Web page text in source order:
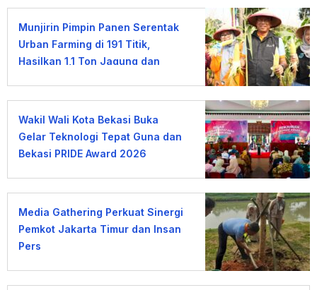
Munjirin Pimpin Panen Serentak
Urban Farming di 191 Titik,
Hasilkan 1,1 Ton Jagung dan
Wakil Wali Kota Bekasi Buka
Gelar Teknologi Tepat Guna dan
Bekasi PRIDE Award 2026
Media Gathering Perkuat Sinergi
Pemkot Jakarta Timur dan Insan
Pers